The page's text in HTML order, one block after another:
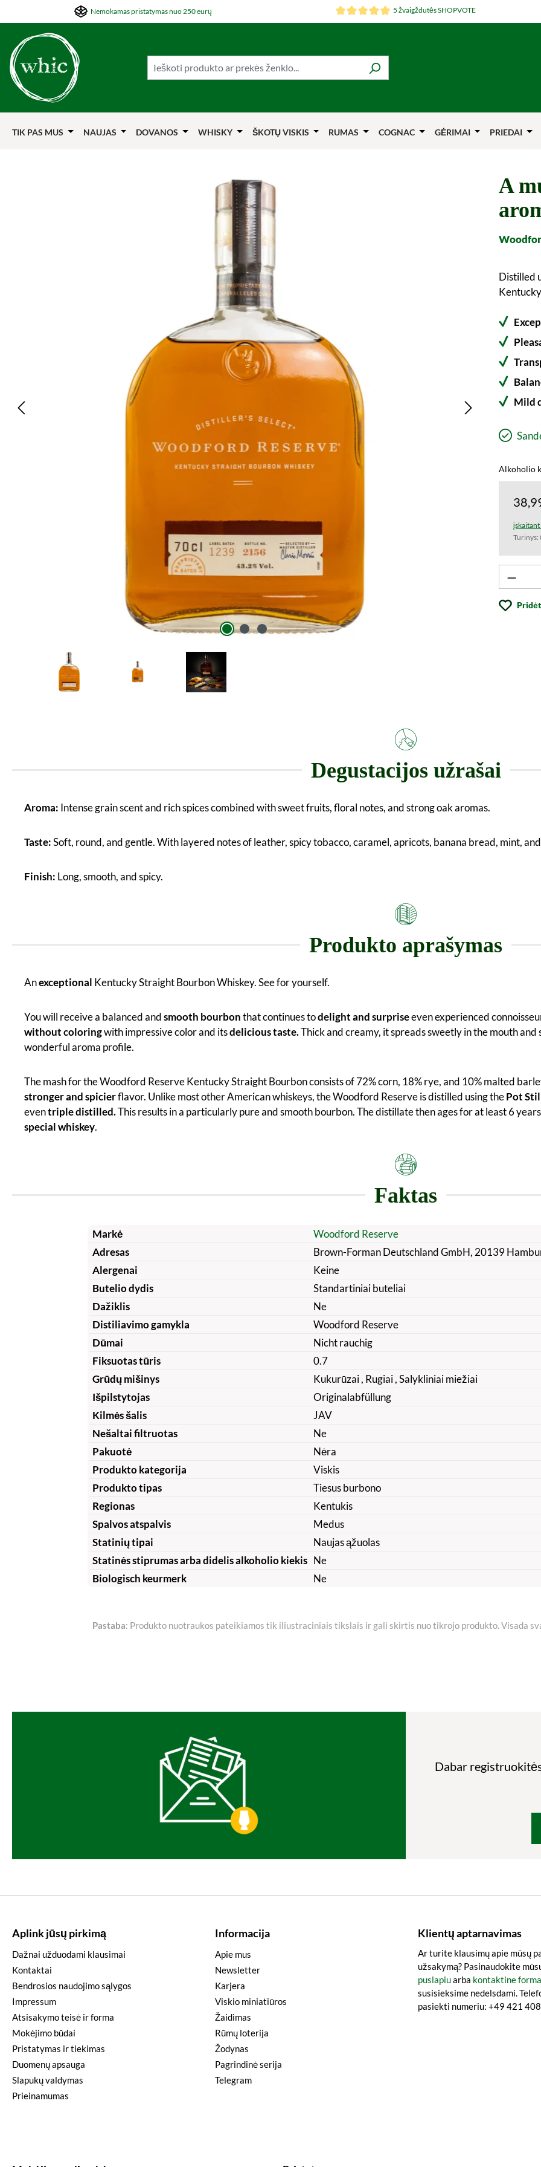
į pagrindinį turinį
Šokti į pagrindinę navigacijąNemokamas pristatymas nuo 250 eurų 5 žvaigždutės SHOPVOTE
TIK PAS MUS NAUJAS DOVANOS WHISKY ŠKOTŲ VISKIS RUMAS COGNAC GĖRIMAI PRIEDAI
A
Distilled
Mild
Alkoholio
Turinys:
Degustacijos užrašai
Aroma: Intense grain scent and rich spices combined with sweet fruits, floral notes, and strong oak aromas.
Taste:Soft, round, and gentle. With layered notes of leather, spicy tobacco, caramel, apricots, banana bread, mint, and
Finish: Long, smooth, and spicy.
Produkto aprašymas
Anexceptional Kentucky Straight Bourbon Whiskey. See for yourself.
You will receive a balanced andsmooth bourbonthat continues todelight and surpriseeven experienced
without coloringwith impressive color and itsdelicious taste.Thick and creamy, it spreads sweetly in the mouth
wonderful aroma profile.
The mash for the Woodford Reserve Kentucky Straight Bourbon consists of 72% corn, 18% rye, and 10% malted
stronger and spicierflavor. Unlike most other American whiskeys, the Woodford Reserve is distilled using thePot
eventriple distilled.This results in a particularly pure and smooth bourbon. The distillate then ages for at least 6
special whiskey.
Faktas
Markė
Woodford Reserve
Adresas
Brown-Forman Deutschland GmbH, 20139
Alergenai
Keine
Butelio dydis
Standartiniai buteliai
Dažiklis
Ne
Distiliavimo gamykla
Woodford Reserve
Dūmai
Nicht rauchig
Fiksuotas tūris
0.7
Grūdų mišinys
Kukurūzai, Rugiai, Salykliniai miežiai
Išpilstytojas
Originalabfüllung
Kilmės šalis
JAV
Nešaltai filtruotas
Ne
Pakuotė
Nėra
Produkto kategorija
Viskis
Produkto tipas
Tiesus burbono
Regionas
Kentukis
Spalvos atspalvis
Medus
Statinių tipai
Naujas ąžuolas
Statinės stiprumas arba didelis alkoholio kiekis Ne
Biologisch keurmerk
Ne
Pastaba: Produkto nuotraukos pateikiamos tik iliustraciniais tikslais ir gali skirtis nuo tikrojo produkto. Visada
Dabar
Aplink jūsų pirkimą
Dažnai užduodami klausimai
Kontaktai
Bendrosios naudojimo sąlygos
Impressum
Atsisakymo teisė ir forma
Mokėjimo būdai
Pristatymas ir tiekimas
Duomenų apsauga
Slapukų valdymas
Prieinamumas
Informacija
Apie mus
Newsletter
Karjera
Viskio miniatiūros
Žaidimas
Rūmų loterija
Žodynas
Pagrindinė serija
Telegram
Klientų aptarnavimas
Ar turite klausimų apie mūsų
užsakymą? Pasinaudokite
puslapiuarba kontaktine forma
susisieksime nedelsdami.
pasiekti numeriu: +49 421